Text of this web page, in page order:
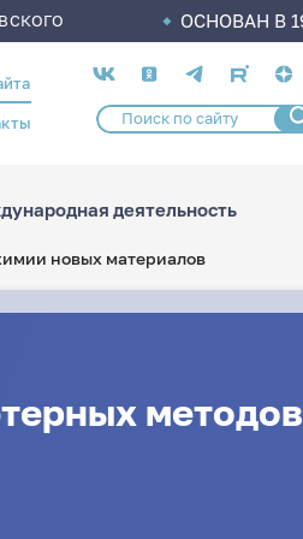
ОСНОВАН В
Социальные
сети
деятельность
новых материалов